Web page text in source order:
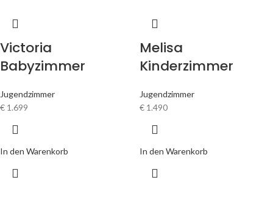
Victoria
Babyzimmer
Jugendzimmer
€ 1.699
In den Warenkorb
Melisa
Kinderzimmer
Jugendzimmer
€ 1.490
In den Warenkorb